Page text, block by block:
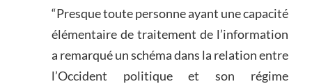
“Presque toute personne ayant une capacité
élémentaire de traitement de l’information
a remarqué un schéma dans la relation entre
l’Occident politique et son régime